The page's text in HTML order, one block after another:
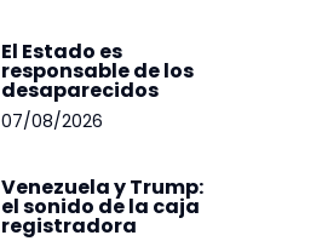
El Estado es
responsable de los
desaparecidos
07/08/2026
Venezuela y Trump:
el sonido de la caja
registradora